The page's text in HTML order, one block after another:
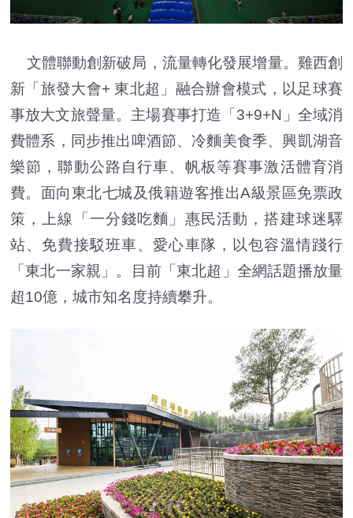
文體聯動創新破局，流量轉化發展增量。雞西創
新「旅發大會+ 東北超」融合辦會模式，以足球賽
事放大文旅聲量。主場賽事打造「3+9+N」全域消
費體系，同步推出啤酒節、冷麵美食季、興凱湖音
樂節，聯動公路自行車、帆板等賽事激活體育消
費。面向東北七城及俄籍遊客推出A級景區免票政
策，上線「一分錢吃麵」惠民活動，搭建球迷驛
站、免費接駁班車、愛心車隊，以包容溫情踐行
「東北一家親」。目前「東北超」全網話題播放量
超10億，城市知名度持續攀升。